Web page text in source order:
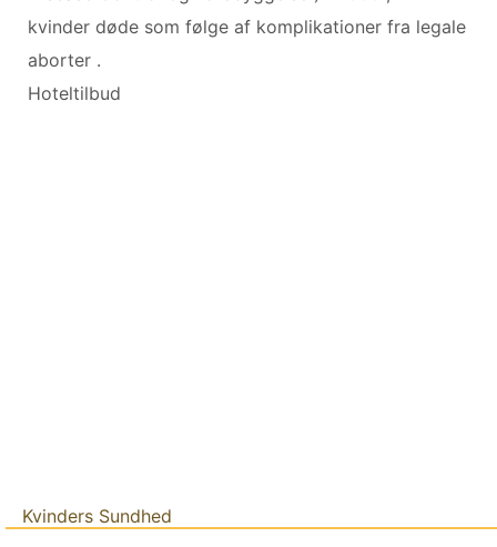
kvinder døde som følge af komplikationer fra legale
aborter .
Hoteltilbud
Kvinders Sundhed